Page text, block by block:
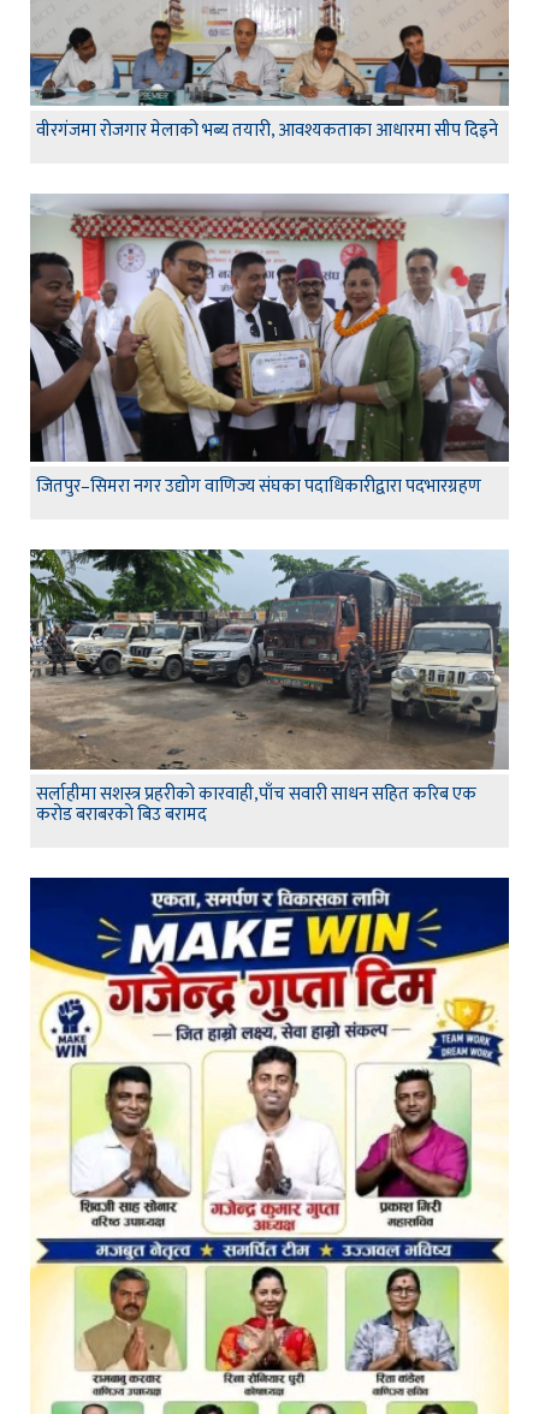
वीरगंजमा रोजगार मेलाको भब्य तयारी, आवश्यकताका आधारमा सीप दिइने
जितपुर–सिमरा नगर उद्योग वाणिज्य संघका पदाधिकारीद्वारा पदभारग्रहण
सर्लाहीमा सशस्त्र प्रहरीको कारवाही,पाँच सवारी साधन सहित करिब एक
करोड बराबरको बिउ बरामद